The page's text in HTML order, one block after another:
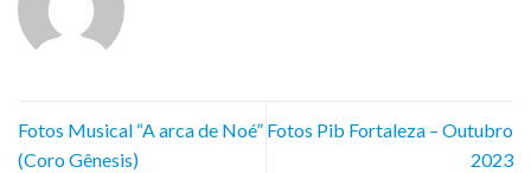
Fotos Musical “A arca de Noé”
(Coro Gênesis)
Fotos Pib Fortaleza – Outubro
2023